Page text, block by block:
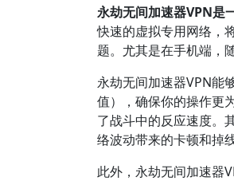
永劫无间加速器VPN是
快速的虚拟专用网络，
题。尤其是在手机端，
永劫无间加速器VPN能
值），确保你的操作更
了战斗中的反应速度。
络波动带来的卡顿和掉线
此外，永劫无间加速器